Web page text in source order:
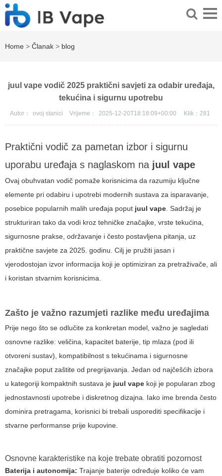
Home > Članak > blog
juul vape vodič 2025 praktični savjeti za odabir uređaja,
tekućina i sigurnu upotrebu
Autor： ovoj stanici Vrijeme： 2025-12-20T18:18:09+00:00 Klik： 281
Praktični vodič za pametan izbor i sigurnu
uporabu uređaja s naglaskom na juul vape
Ovaj obuhvatan vodič pomaže korisnicima da razumiju ključne
elemente pri odabiru i upotrebi modernih sustava za isparavanje,
posebice popularnih malih uređaja poput juul vape. Sadržaj je
strukturiran tako da vodi kroz tehničke značajke, vrste tekućina,
sigurnosne prakse, održavanje i često postavljena pitanja, uz
praktične savjete za 2025. godinu. Cilj je pružiti jasan i
vjerodostojan izvor informacija koji je optimiziran za pretraživače, ali
i koristan stvarnim korisnicima.
Zašto je važno razumjeti razlike među uređajima
Prije nego što se odlučite za konkretan model, važno je sagledati
osnovne razlike: veličina, kapacitet baterije, tip mlaza (pod ili
otvoreni sustav), kompatibilnost s tekućinama i sigurnosne
značajke poput zaštite od pregrijavanja. Jedan od najčešćih izbora
u kategoriji kompaktnih sustava je juul vape koji je popularan zbog
jednostavnosti upotrebe i diskretnog dizajna. Iako ime brenda često
dominira pretragama, korisnici bi trebali usporediti specifikacije i
stvarne performanse prije kupovine.
Osnovne karakteristike na koje trebate obratiti pozornost
Baterija i autonomija: Trajanje baterije određuje koliko će vam